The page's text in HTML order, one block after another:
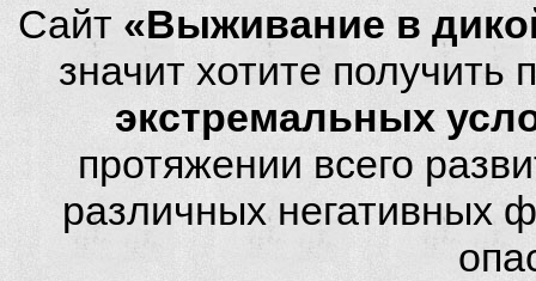
Сайт «Выживание в
значит хотите
экстремальных
протяжении всего
различных негативных